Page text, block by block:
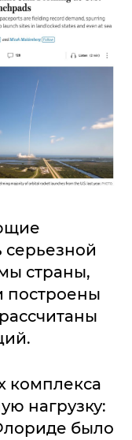
серьезной
страны,
построены
комплекса
нагрузку:
было